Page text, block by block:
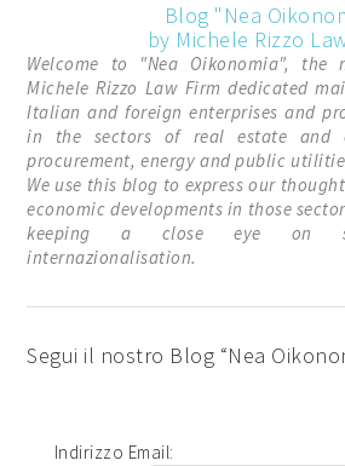
Blog "Nea
by Michele Rizzo
Welcome to "Nea Oikonomia",
Michele Rizzo Law Firm dedicated
Italian and foreign enterprises and
in the sectors of real estate and
procurement, energy and public
We use this blog to express our
economic developments in those
keeping a close eye on
internazionalisation.
Segui il nostro Blog “Nea
Indirizzo Email: